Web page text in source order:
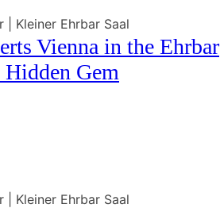
Kleiner Ehrbar Saal
Vienna in the Ehrbar
Hidden Gem
Kleiner Ehrbar Saal